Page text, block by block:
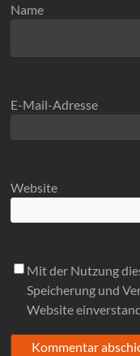
Name
E-Mail-Adresse
Website
Mit der Nutzung
Speicherung und
Website